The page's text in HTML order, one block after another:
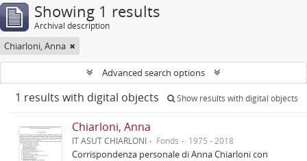
Showing 1 results
Archival description
Chiarloni, Anna
Advanced search options
1 results with digital objects Show results with digital objects
Chiarloni, Anna
IT ASUT CHIARLONI Fonds 1975 - 2018
Corrispondenza personale di Anna Chiarloni con